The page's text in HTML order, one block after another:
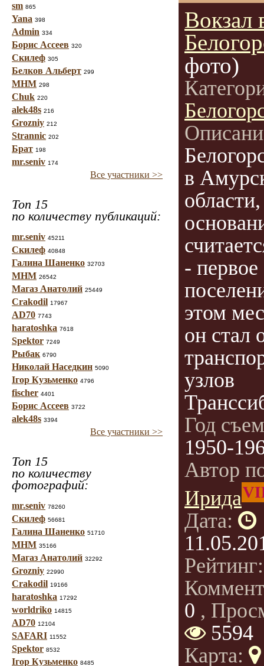
sm 865
Yana 398
Admin 334
Борис Ассеев 320
Скилеф 305
Белков Альберт 299
МНМ 298
Chuk 220
alek48s 216
Grozniy 212
Strannic 202
Брат 198
mr.seniv 174
Все участники >>
Топ 15
по количеству публикаций:
mr.seniv 45211
Скилеф 40848
Галина Шаненко 32703
МНМ 26542
Магаз Анатолий 25449
Crakodil 17967
AD70 7743
haratoshka 7618
Spektor 7249
Рыбак 6790
Николай Наседкин 5090
Ігор Кузьменко 4796
fischer 4401
Борис Ассеев 3722
alek48s 3394
Все участники >>
Топ 15
по количеству
фотографий:
mr.seniv 78260
Скилеф 56681
Галина Шаненко 51710
МНМ 35166
Магаз Анатолий 32292
Grozniy 22990
Crakodil 19166
haratoshka 17292
worldriko 14815
AD70 12104
SAFARI 11552
Spektor 8532
Ігор Кузьменко 8485
Вокзал
фото)
в
- первое
этом
он стал
узлов
Год
1950-
Автор
Ирида
Дата:
0 ,
5594
Карта: